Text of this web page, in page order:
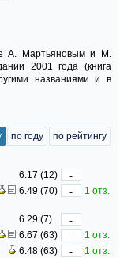
А. Мартьяновым и М.
2001 года (книга
названиями и в
по году по рейтингу
6.17 (12)
-
6.49 (70) -
1 отз.
6.29 (7)
-
6.67 (63) -
1 отз.
6.48 (63) - 1 отз.